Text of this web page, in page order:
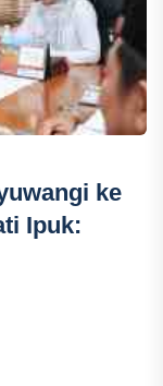
ke
Ipuk: